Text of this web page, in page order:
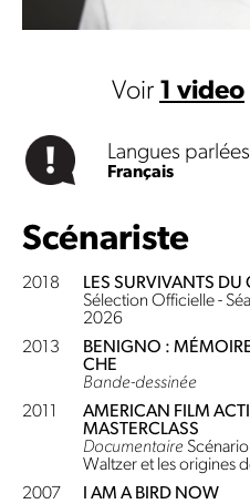
Voir 1 video
Langues parlées
Français
Scénariste
2018
LES SURVIVANTS
Sélection Officielle -
2026
2013
BENIGNO :
CHE
Bande-dessinée
2011
AMERICAN FILM
MASTERCLASS
Documentaire
Waltzer et les origines
2007
I AM A BIRD NOW